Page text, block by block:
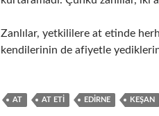
Zanlılar, yetkililere at etinde
kendilerinin de afiyetle
AT AT ETI EDIRNE KEŞAN